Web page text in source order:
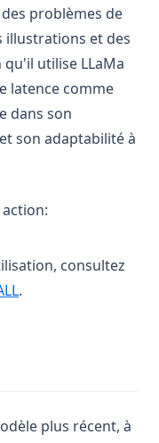
problèmes de
illustrations et des
utilise LLaMa
latence comme
dans son
son adaptabilité à
action:
consultez
.
plus récent, à